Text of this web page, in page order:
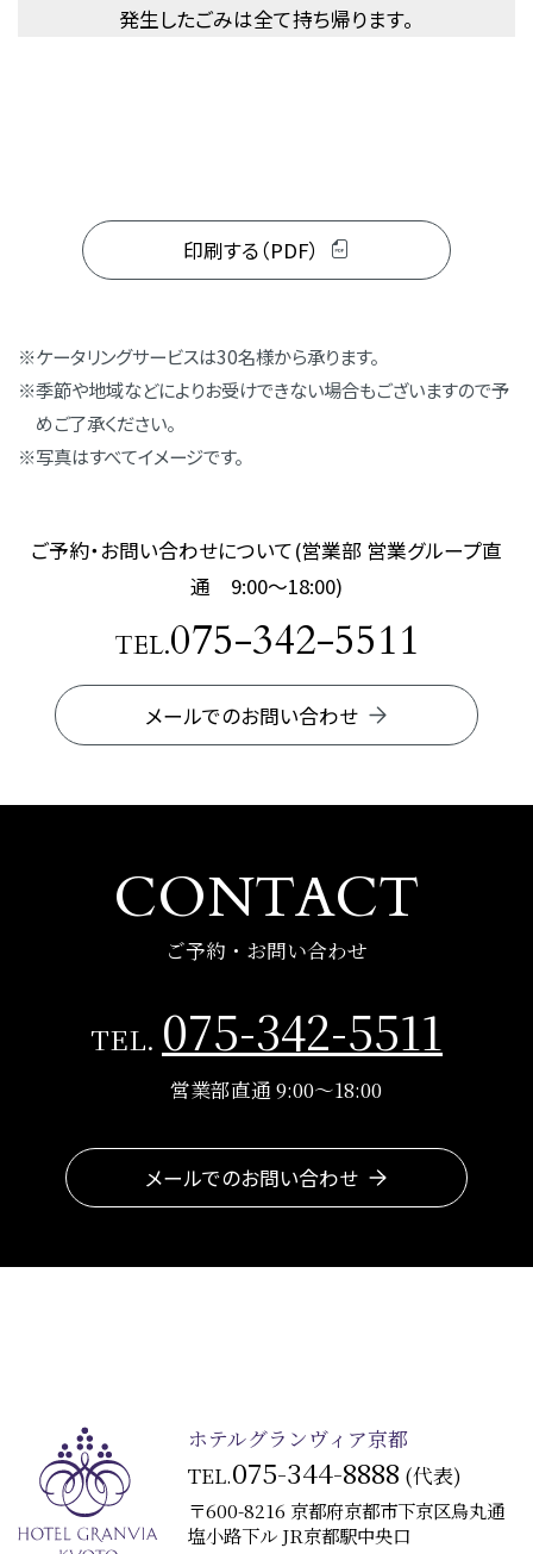
発生したごみは全て持ち帰ります。
印刷する（PDF）
ケータリングサービスは30名様から承ります。
季節や地域などによりお受けできない場合もございますので予
めご了承ください。
写真はすべてイメージです。
ご予約・お問い合わせについて(営業部 営業グループ直
通 9:00～18:00)
TEL.075-342-5511
メールでのお問い合わせ
ご予約・お問い合わせ
CONTACT
TEL. 075-342-5511
営業部直通 9:00～18:00
メールでのお問い合わせ
ホテルグランヴィア京都
TEL.075-344-8888 (代表)
〒600-8216 京都府京都市下京区烏丸通
塩小路下ル JR京都駅中央口